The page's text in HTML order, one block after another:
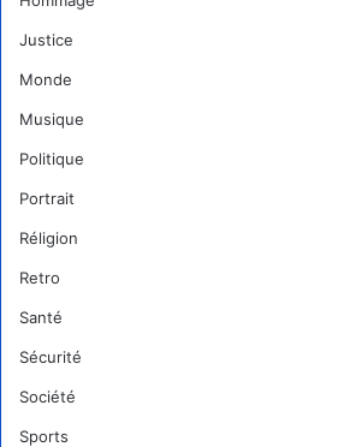
Justice
Monde
Musique
Politique
Portrait
Réligion
Retro
Santé
Sécurité
Société
Sports